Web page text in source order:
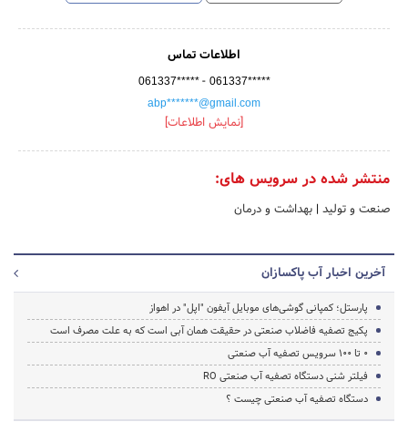
اطلاعات تماس
061337***** - 061337*****
abp*******@gmail.com
[نمایش اطلاعات]
منتشر شده در سرویس های:
صنعت و تولید | بهداشت و درمان
آخرین اخبار آب پاکسازان
پارستل؛ کمپانی گوشی‌های موبایل آیفون "اپل" در اهواز
پکیج تصفیه فاضلاب صنعتی در حقیقت همان آبی است که به علت مصرف است
0 تا 100 سرویس تصفیه آب صنعتی
فیلتر شنی دستگاه تصفیه آب صنعتی RO
دستگاه تصفیه آب صنعتی چیست ؟